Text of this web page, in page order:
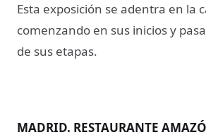
Esta exposición se adentra en la
comenzando en sus inicios y
de sus etapas.
MADRID. RESTAURANTE